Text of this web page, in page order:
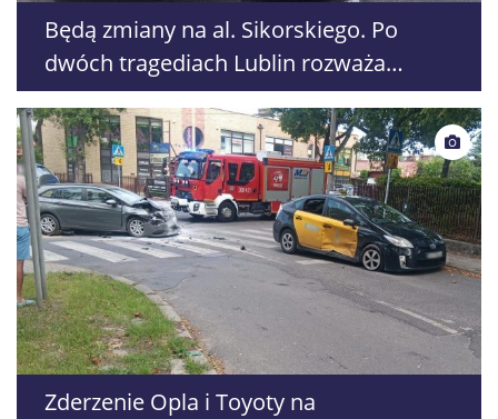
Będą zmiany na al. Sikorskiego. Po
dwóch tragediach Lublin rozważa
likwidację przejścia dla pieszych
Zderzenie Opla i Toyoty na